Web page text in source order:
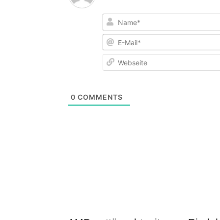
0 COMMENTS